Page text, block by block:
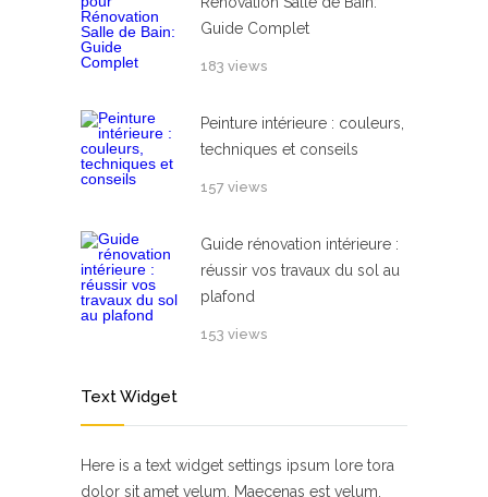
Guide Complet
183 views
Peinture intérieure : couleurs,
techniques et conseils
157 views
Guide rénovation intérieure :
réussir vos travaux du sol au
plafond
153 views
Text Widget
Here is a text widget settings ipsum lore tora
dolor sit amet velum. Maecenas est velum,